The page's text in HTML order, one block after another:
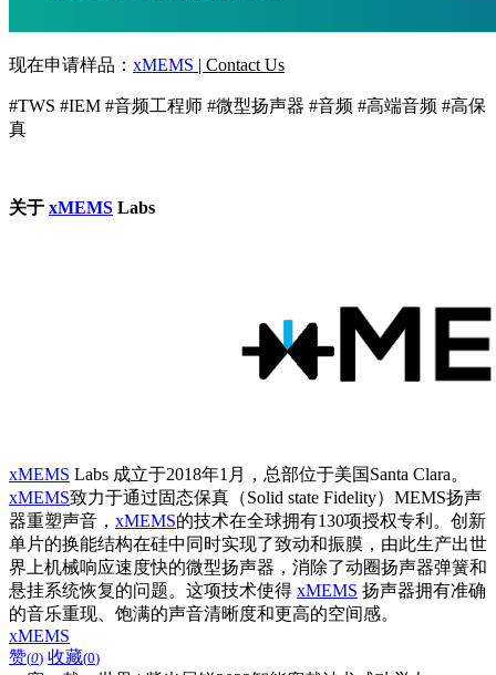
现在申请样品： xMEMS | Contact Us
#TWS #IEM #音频工程师 #微型扬声器 #音频 #高端音频 #高保
真
关于 xMEMS Labs
xMEMS Labs 成立于2018年1月，总部位于美国Santa Clara。
xMEMS致力于通过固态保真（Solid state Fidelity）MEMS扬声
器重塑声音， xMEMS的技术在全球拥有130项授权专利。创新
单片的换能结构在硅中同时实现了致动和振膜，由此生产出世
界上机械响应速度快的微型扬声器，消除了动圈扬声器弹簧和
悬挂系统恢复的问题。这项技术使得 xMEMS 扬声器拥有准确
的音乐重现、饱满的声音清晰度和更高的空间感。
xMEMS
赞(0) 收藏(0)